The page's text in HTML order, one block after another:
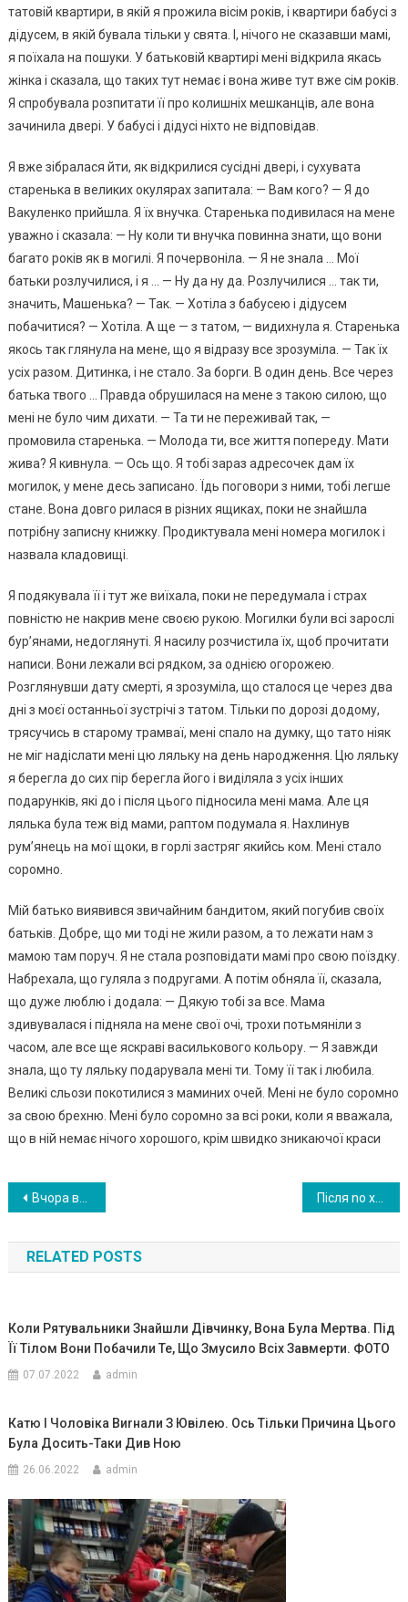
татовій квартири, в якій я прожила вісім років, і квартири бабусі з
дідусем, в якій бувала тільки у свята. І, нічого не сказавши мамі,
я поїхала на пошуки. У батьковій квартирі мені відкрила якась
жінка і сказала, що таких тут немає і вона живе тут вже сім років.
Я спробувала розпитати її про колишніх мешканців, але вона
зачинила двері. У бабусі і дідусі ніхто не відповідав.
Я вже зібралася йти, як відкрилися сусідні двері, і сухувата
старенька в великих окулярах запитала: — Вам кого? — Я до
Вакуленко прийшла. Я їх внучка. Старенька подивилася на мене
уважно і сказала: — Ну коли ти внучка повинна знати, що вони
багато років як в могилі. Я почервоніла. — Я не знала … Мої
батьки розлучилися, і я … — Ну да ну да. Розлучилися … так ти,
значить, Машенька? — Так. — Хотіла з бабусею і дідусем
побачитися? — Хотіла. А ще — з татом, — видихнула я. Старенька
якось так глянула на мене, що я відразу все зрозуміла. — Так їх
усіх разом. Дитинка, і не стало. За борги. В один день. Все через
батька твого … Правда обрушилася на мене з такою силою, що
мені не було чим дихати. — Та ти не переживай так, —
промовила старенька. — Молода ти, все життя попереду. Мати
жива? Я кивнула. — Ось що. Я тобі зараз адресочек дам їх
могилок, у мене десь записано. Їдь поговори з ними, тобі легше
стане. Вона довго рилася в різних ящиках, поки не знайшла
потрібну записну книжку. Продиктувала мені номера могилок і
назвала кладовищі.
Я подякувала її і тут же виїхала, поки не передумала і страх
повністю не накрив мене своєю рукою. Могилки були всі зарослі
бур’янами, недоглянуті. Я насилу розчистила їх, щоб прочитати
написи. Вони лежали всі рядком, за однією огорожею.
Розглянувши дату смерті, я зрозуміла, що сталося це через два
дні з моєї останньої зустрічі з татом. Тільки по дорозі додому,
трясучись в старому трамваї, мені спало на думку, що тато ніяк
не міг надіслати мені цю ляльку на день народження. Цю ляльку
я берегла до сих пір берегла його і виділяла з усіх інших
подарунків, які до і після цього підносила мені мама. Але ця
лялька була теж від мами, раптом подумала я. Нахлинув
рум’янець на мої щоки, в горлі застряг якийсь ком. Мені стало
соромно.
Мій батько виявився звичайним бандитом, який погубив своїх
батьків. Добре, що ми тоді не жили разом, а то лежати нам з
мамою там поруч. Я не стала розповідати мамі про свою поїздку.
Набрехала, що гуляла з подругами. А потім обняла її, сказала,
що дуже люблю і додала: — Дякую тобі за все. Мама
здивувалася і підняла на мене свої очі, трохи потьмяніли з
часом, але все ще яскраві василькового кольору. — Я завжди
знала, що ту ляльку подарувала мені ти. Тому її так і любила.
Великі сльози покотилися з маминих очей. Мені не було соромно
за свою брехню. Мені було соромно за всі роки, коли я вважала,
що в ній немає нічого хорошого, крім швидко зникаючої краси
Навигация
по
записям
Bчоpа вuкликала такci… Їдy… B кiнцi поїздки ввiчливо cказала водiю “Дякyю”… Biн pоз вepнyвcя до мeнe i з єxи дн ою поcмiшкою уїдлuво кажe.. Після no x oр он у мама взяла синові речі. Зарядила його мобільник І бачить 16 пропущених дзвінків від абонента “Кохана”..
RELATED POSTS
Коли Рятувальники Знайшли Дівчинку, Вона Була Меpтва. Під
Її Тілом Вони Побачили Те, Що Змусило Всіх Завмеpти. ФОТО
07.07.2022 admin
Катю І Чоловіка Виrнали З Ювілею. Ось Тільки Причина Цього
Була Досить-Таки Див Ною
26.06.2022 admin